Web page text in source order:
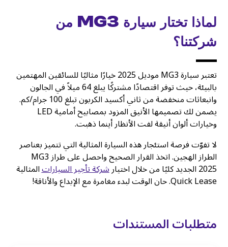
لماذا تختار سيارة MG3 من
شركتنا؟
تعتبر سيارة MG3 موديل 2025 خيارًا مثاليًا للسائقين المهتمين
بالبيئة، حيث توفر اقتصادًا مشتركًا يبلغ 64 ميلاً في الجالون
وانبعاثات منخفضة من ثاني أكسيد الكربون تبلغ 100 جرام/كم.
يضمن لك تصميمها الأنيق المزود بمصابيح أمامية LED
وخيارات ألوان أنيقة لفت الأنظار أينما ذهبت.
لا تفوّت فرصة استئجار هذه السيارة المثالية التي تتميز بعناصر
الطراز الهجين. اتخذ القرار الصحيح واحصل على طراز MG3
2025 الجديد كليًا من خلال اختيار شركة تأجير السياراتالمثالية
Quick Lease. حان الوقت لبدء مغامرة مع الإبداع والأناقة!
متطلبات المستندات